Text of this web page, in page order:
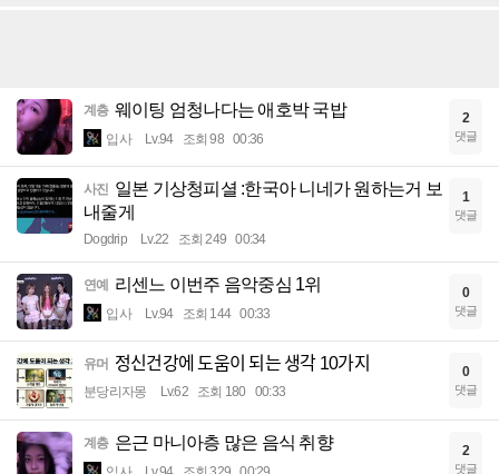
계층 웨이팅 엄청나다는 애호박 국밥
입사 Lv.94 조회 98 00:36
2
댓글
사진 일본 기상청피셜 :한국아 니네가 원하는거 보
내줄게
Dogdrip Lv.22 조회 249 00:34
1
댓글
연예 리센느 이번주 음악중심 1위
입사 Lv.94 조회 144 00:33
0
댓글
유머 정신건강에 도움이 되는 생각 10가지
분당리자몽 Lv.62 조회 180 00:33
0
댓글
계층 은근 마니아층 많은 음식 취향 2
댓글